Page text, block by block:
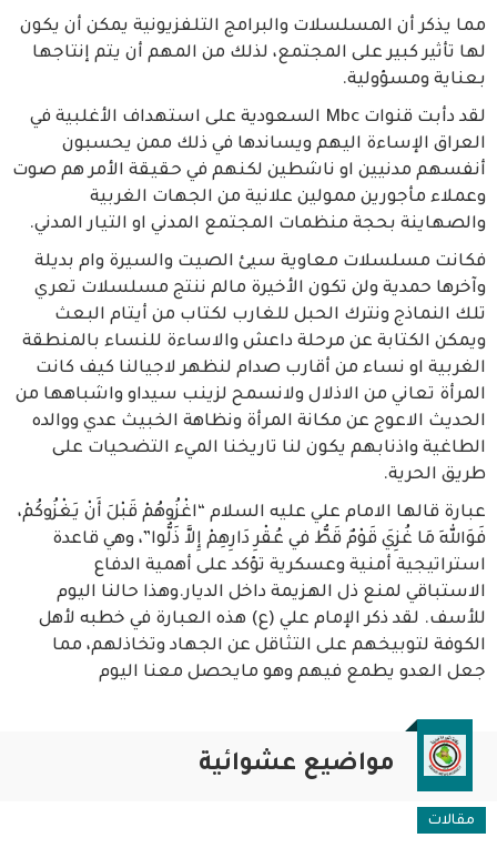
مما يذكر أن المسلسلات والبرامج التلفزيونية يمكن أن يكون
لها تأثير كبير على المجتمع، لذلك من المهم أن يتم إنتاجها
بعناية ومسؤولية.
لقد دأبت قنوات Mbc السعودية على استهداف الأغلبية في
العراق الإساءة اليهم ويساندها في ذلك ممن يحسبون
أنفسهم مدنيين او ناشطين لكنهم في حقيقة الأمر هم صوت
وعملاء مأجورين ممولين علانية من الجهات الغربية
والصهاينة بحجة منظمات المجتمع المدني او التيار المدني.
فكانت مسلسلات معاوية سيئ الصيت والسيرة وام بديلة
وآخرها حمدية ولن تكون الأخيرة مالم ننتج مسلسلات تعري
تلك النماذج ونترك الحبل للغارب لكتاب من أيتام البعث
ويمكن الكتابة عن مرحلة داعش والاساءة للنساء بالمنطقة
الغربية او نساء من أقارب صدام لنظهر لاجيالنا كيف كانت
المرأة تعاني من الاذلال ولانسمح لزينب سيداو واشباهها من
الحديث الاعوج عن مكانة المرأة ونظاهة الخبيث عدي ووالده
الطاغية واذنابهم يكون لنا تاريخنا الميء التضحيات على
طريق الحرية.
عبارة قالها الامام علي عليه السلام “اغْزُوهُمْ قَبْلَ أَنْ يَغْزُوكُمْ،
فَوَاللهِ مَا غُزِيَ قَوْمٌ قَطُّ في عُقْرِ دَارِهِمْ إِلاَّ ذَلُّوا”، وهي قاعدة
استراتيجية أمنية وعسكرية تؤكد على أهمية الدفاع
الاستباقي لمنع ذل الهزيمة داخل الديار.وهذا حالنا اليوم
للأسف. لقد ذكر الإمام علي (ع) هذه العبارة في خطبه لأهل
الكوفة لتوبيخهم على التثاقل عن الجهاد وتخاذلهم، مما
جعل العدو يطمع فيهم وهو مايحصل معنا اليوم
مواضيع عشوائية
مقالات